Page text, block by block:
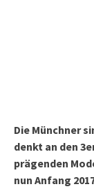
Die Münchner
denkt an den
prägenden
nun Anfang